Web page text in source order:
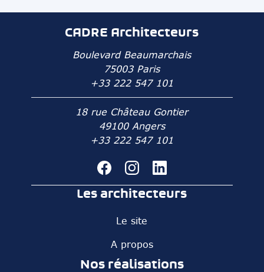
CADRE Architecteurs
Boulevard Beaumarchais
75003 Paris
+33 222 547 101
18 rue Château Gontier
49100 Angers
+33 222 547 101
Les architecteurs
Le site
A propos
Nos réalisations